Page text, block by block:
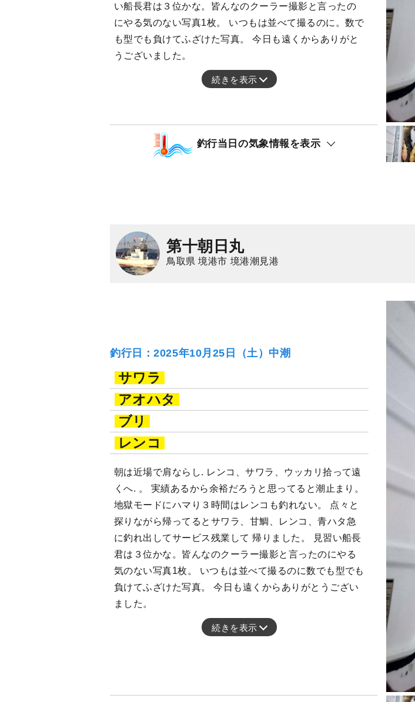
い船長君は３位かな。皆んなのクーラー撮影と言ったの
にやる気のない写真1枚。 いつもは並べて撮るのに。数で
も型でも負けてふざけた写真。 今日も遠くからありがと
うございました。
続きを表示
釣行当日の気象情報を表示
第十朝日丸
鳥取県 境港市 境港潮見港
釣行日：2025年10月25日（土）中潮
サワラ
アオハタ
ブリ
レンコ
朝は近場で肩ならし. レンコ、サワラ、ウッカリ拾って遠
くへ. 。 実績あるから余裕だろうと思ってると潮止まり。
地獄モードにハマり３時間はレンコも釣れない。 点々と
探りながら帰ってるとサワラ、甘鯛、レンコ、青ハタ急
に釣れ出してサービス残業して 帰りました。 見習い船長
君は３位かな。皆んなのクーラー撮影と言ったのにやる
気のない写真1枚。 いつもは並べて撮るのに数でも型でも
負けてふざけた写真。 今日も遠くからありがとうござい
ました。
続きを表示